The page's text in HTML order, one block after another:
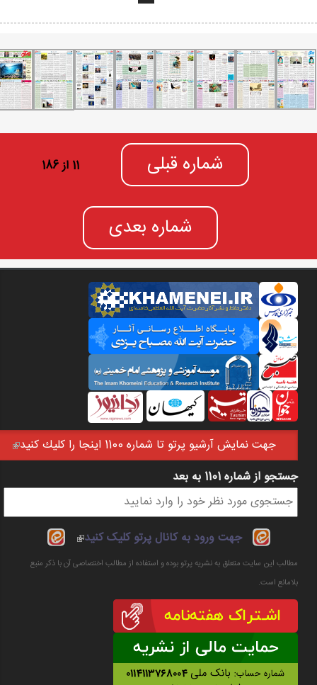
شماره قبلی 11 از 186
شماره بعدی
جهت نمايش آرشيو پرتو تا شماره 1100 اينجا را كليك كنيد
فرم جستجو
جستجو از شماره 1101 به بعد
جهت ورود به کانال پرتو کلیک کنید
(link is
external)
مطالب این سایت متعلق به نشریه پرتو بوده و استفاده از مطالب اختصاصی آن با ذکر منبع
بلامانع است.